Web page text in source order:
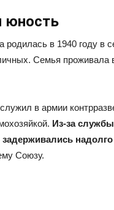
юность
родилась в 1940 году в
Семья проживала
в армии
Из-за
Союзу.